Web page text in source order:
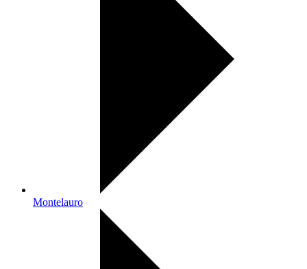
Montelauro